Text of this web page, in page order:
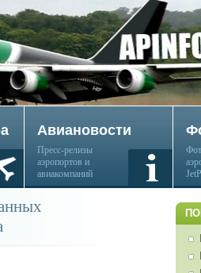
Авиановости
Пресс-релизы
аэропортов и
авиакомпаний